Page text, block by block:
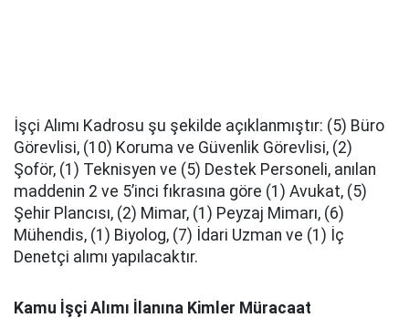
İşçi Alımı Kadrosu şu şekilde açıklanmıştır: (5) Büro
Görevlisi, (10) Koruma ve Güvenlik Görevlisi, (2)
Şoför, (1) Teknisyen ve (5) Destek Personeli, anılan
maddenin 2 ve 5’inci fıkrasına göre (1) Avukat, (5)
Şehir Plancısı, (2) Mimar, (1) Peyzaj Mimarı, (6)
Mühendis, (1) Biyolog, (7) İdari Uzman ve (1) İç
Denetçi alımı yapılacaktır.
Kamu İşçi Alımı İlanına Kimler Müracaat